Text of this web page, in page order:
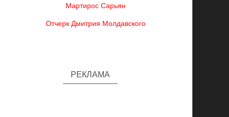
Мартирос Сарьян
Отчерк Дмитрия Молдавского
РЕКЛАМА